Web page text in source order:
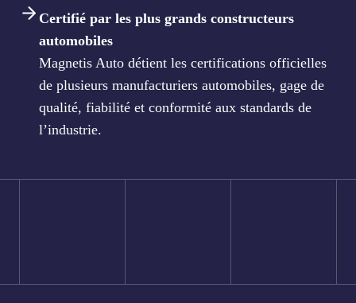
Certifié par les plus grands constructeurs
automobiles
Magnetis Auto détient les certifications officielles
de plusieurs manufacturiers automobiles, gage de
qualité, fiabilité et conformité aux standards de
l’industrie.